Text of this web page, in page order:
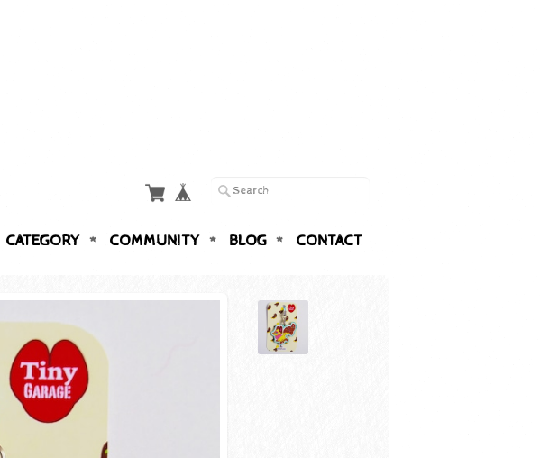
CATEGORY COMMUNITY BLOG CONTACT